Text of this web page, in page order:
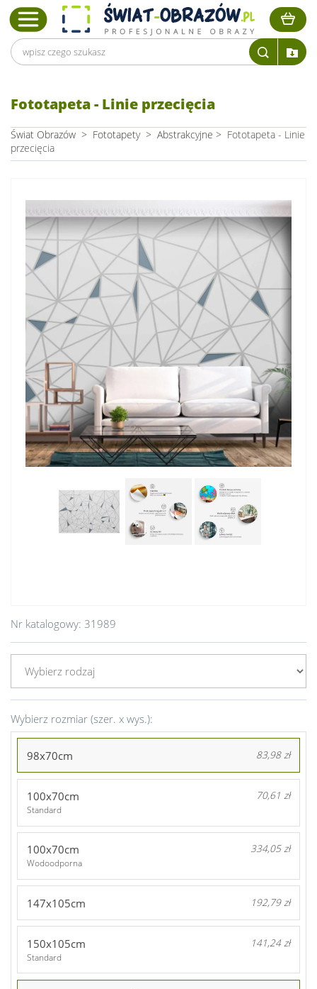
Fototapeta - Linie przecięcia
Świat Obrazów > Fototapety > Abstrakcyjne > Fototapeta - Linie
przecięcia
Nr katalogowy: 31989
Wybierz rozmiar (szer. x wys.):
98x70cm 83,98 zł
100x70cm 70,61 zł
Standard
100x70cm 334,05 zł
Wodoodporna
147x105cm 192,79 zł
150x105cm 141,24 zł
Standard